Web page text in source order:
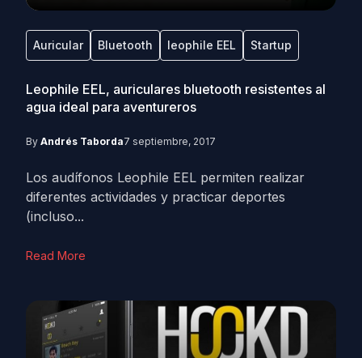
Auricular Bluetooth leophile EEL Startup
Leophile EEL, auriculares bluetooth resistentes al
agua ideal para aventureros
By Andrés Taborda7 septiembre, 2017
Los audífonos Leophile EEL permiten realizar
diferentes actividades y practicar deportes
(incluso...
Read More